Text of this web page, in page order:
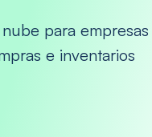
para empresas
e inventarios